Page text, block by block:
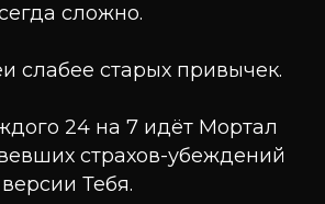
сложно.
слабее старых привычек.
24 на 7 идёт Мортал
страхов-убеждений
Тебя.